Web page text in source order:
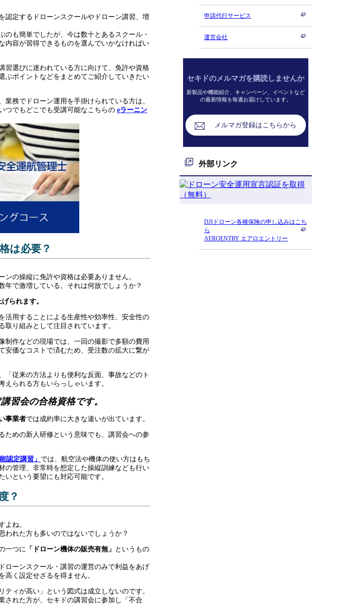
認定するドローンスクールやドローン講習、増
も簡単でしたが、今は数十とあるスクール・
内容が習得できるものを選んでいかなければい
習選びに迷われている方に向けて、免許や資格
ぶポイントなどをまとめてご紹介していきたい
務でドローン運用を手掛けられている方は、
つでもどこでも受講可能なこちらの eラーニン
は必要？
の操縦に免許や資格は必要ありません。
年で激増している。それは何故でしょうか？
られます。
活用することによる生産性や効率性、安全性の
り組みとして注目されています。
制作などの現場では、一回の撮影で多額の費用
安価なコストで済むため、受注数の拡大に繋が
「従来の方法よりも便利な反面、事故などのト
られる方もいらっしゃいます。
習会の合格資格です。
事業者では成約率に大きな違いが出ています。
ための新人研修という意味でも、講習会への参
認定講習」 では、航空法や機体の使い方はもち
の管理、非常時を想定した操縦訓練なども行い
いという要望にも対応可能です。
？
よね。
われた方も多いのではないでしょうか？
一つに 「ドローン機体の販売有無」 というもの
ローンスクール・講習の運営のみで利益をあげ
く設定せざるを得ません。
ィが高い」という図式は成立しないのです。
された方が、セキドの講習会に参加し「不合
申請代行サービス
運営会社
セキドのメルマガを購読しませんか
新製品や機能紹介、キャンペーン、イベントなど
の最新情報を毎週お届けしています。
メルマガ登録はこちらから
外部リンク
DJIドローン各種保険の申し込みはこち
ら
AEROENTRY エアロエントリー